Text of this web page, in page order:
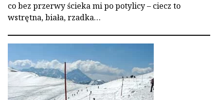
co bez przerwy ścieka mi po potylicy – ciecz to
wstrętna, biała, rzadka…